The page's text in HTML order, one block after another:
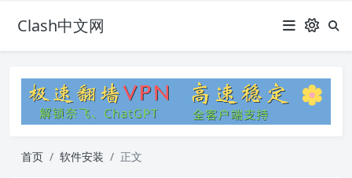
Clash中文网
首页 软件安装 正文